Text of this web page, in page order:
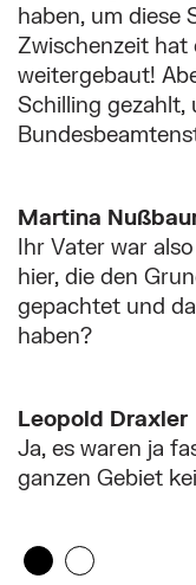
haben, um diese
Zwischenzeit hat
weitergebaut!
Schilling gezahlt,
Martina
Ihr Vater war
hier, die den
gepachtet und
haben?
Leopold Draxler
Ja, es waren ja
ganzen Gebiet
Zeige 1. Element
(Aktuelles
Zeige 2.